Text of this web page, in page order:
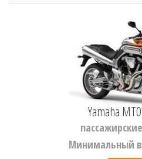
Yamaha
Минимальный